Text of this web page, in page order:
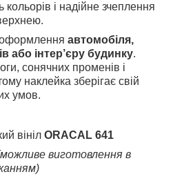
кольорів і надійне зчеплення
оформлення автомобіля,
або інтер’єру будинку.
сонячних променів і
наклейка зберігає свій
умов.
вініл ORACAL 641
виготовлення в